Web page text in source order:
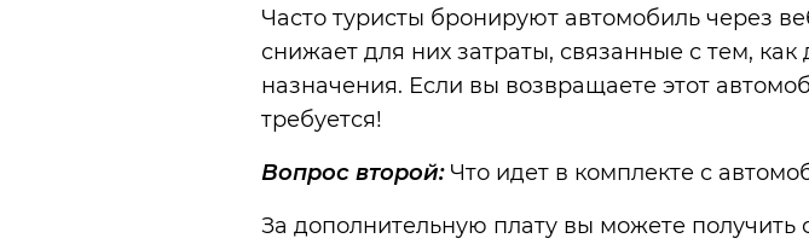
Часто туристы бронируют автомобиль через
снижает для них затраты, связанные с тем,
назначения. Если вы возвращаете этот
требуется!
Вопрос второй:Что идет в комплекте с
За дополнительную плату вы можете